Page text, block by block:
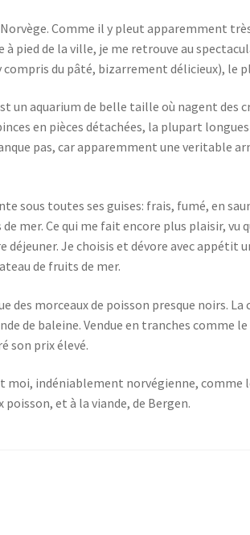
Comme il y pleut apparemment
pied de la ville, je me retrouve au
du pâté, bizarrement délicieux), le
aquarium de belle taille où nagent des
en pièces détachées, la plupart
pas, car apparemment une veritable
sous toutes ses guises: frais, fumé, en
mer. Ce qui me fait encore plus plaisir, vu
Je choisis et dévore avec appétit
de fruits de mer.
des morceaux de poisson presque noirs.
de baleine. Vendue en tranches comme
son prix élevé.
moi, indéniablement norvégienne, comme
et à la viande, de Bergen.